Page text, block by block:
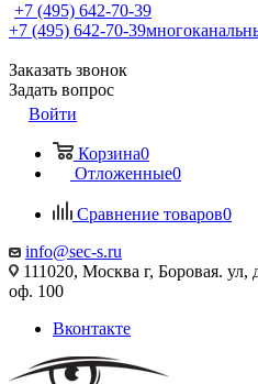
+7 (495) 642-70-39
+7 (495) 642-70-39
Заказать звонок
Задать вопрос
Войти
Корзина0
Отложенные0
Сравнение товаров0
info@sec-s.ru
111020, Москва г, Боровая.
оф. 100
Вконтакте